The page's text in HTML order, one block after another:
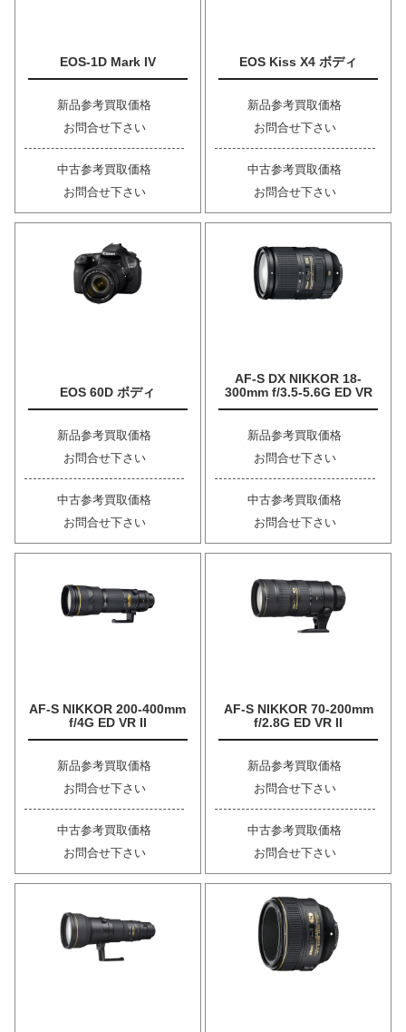
EOS-1D Mark IV
新品参考買取価格
お問合せ下さい
中古参考買取価格
お問合せ下さい
EOS Kiss X4 ボディ
新品参考買取価格
お問合せ下さい
中古参考買取価格
お問合せ下さい
EOS 60D ボディ
新品参考買取価格
お問合せ下さい
中古参考買取価格
お問合せ下さい
AF-S DX NIKKOR 18-
300mm f/3.5-5.6G ED VR
新品参考買取価格
お問合せ下さい
中古参考買取価格
お問合せ下さい
AF-S NIKKOR 200-400mm
f/4G ED VR II
新品参考買取価格
お問合せ下さい
中古参考買取価格
お問合せ下さい
AF-S NIKKOR 70-200mm
f/2.8G ED VR II
新品参考買取価格
お問合せ下さい
中古参考買取価格
お問合せ下さい